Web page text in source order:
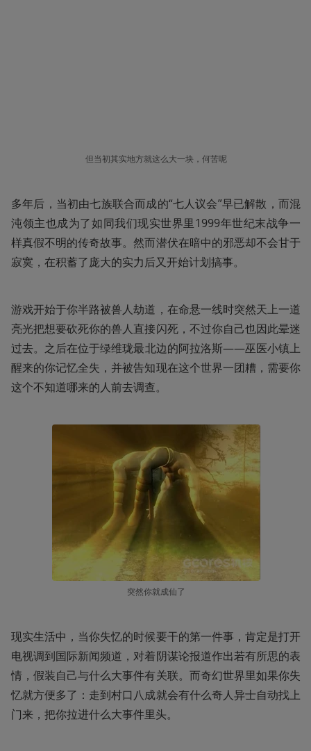
但当初其实地方就这么大一块，何苦呢
多年后，当初由七族联合而成的“七人议会”早已解散，而混
沌领主也成为了如同我们现实世界里1999年世纪末战争一
样真假不明的传奇故事。然而潜伏在暗中的邪恶却不会甘于
寂寞，在积蓄了庞大的实力后又开始计划搞事。
游戏开始于你半路被兽人劫道，在命悬一线时突然天上一道
亮光把想要砍死你的兽人直接闪死，不过你自己也因此晕迷
过去。之后在位于绿维珑最北边的阿拉洛斯——巫医小镇上
醒来的你记忆全失，并被告知现在这个世界一团糟，需要你
这个不知道哪来的人前去调查。
突然你就成仙了
现实生活中，当你失忆的时候要干的第一件事，肯定是打开
电视调到国际新闻频道，对着阴谋论报道作出若有所思的表
情，假装自己与什么大事件有关联。而奇幻世界里如果你失
忆就方便多了：走到村口八成就会有什么奇人异士自动找上
门来，把你拉进什么大事件里头。